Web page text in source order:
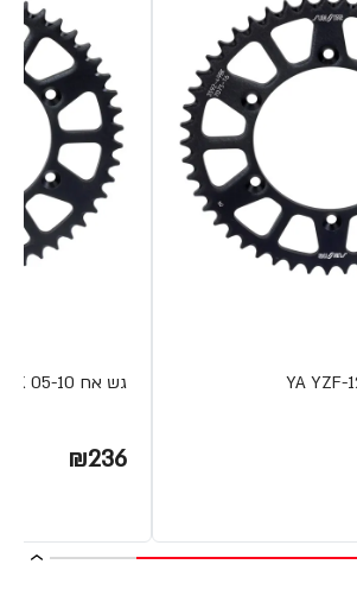
גש אח YA XT-125X 05-10
₪236